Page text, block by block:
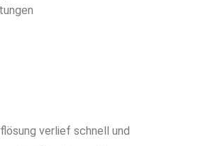
verlief schnell und